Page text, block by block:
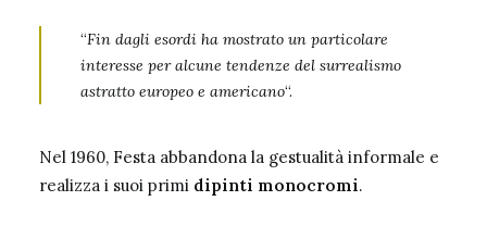
“Fin dagli esordi ha mostrato un particolare
interesse per alcune tendenze del surrealismo
astratto europeo e americano“.
Nel 1960, Festa abbandona la gestualità informale e
realizza i suoi primi dipinti monocromi.